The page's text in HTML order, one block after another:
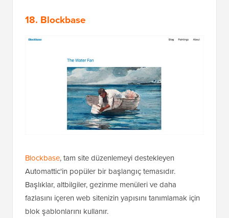
18. Blockbase
Blockbase, tam site düzenlemeyi destekleyen
Automattic'in popüler bir başlangıç temasıdır.
Başlıklar, altbilgiler, gezinme menüleri ve daha
fazlasını içeren web sitenizin yapısını tanımlamak için
blok şablonlarını kullanır.